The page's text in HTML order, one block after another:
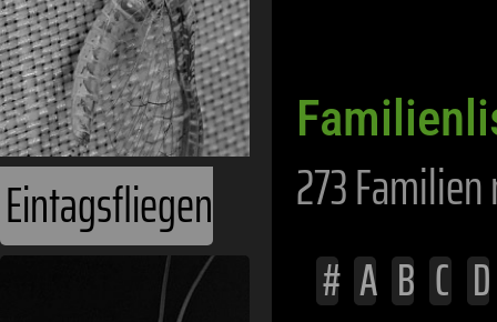
Eintagsfliegen 273
# A B C D